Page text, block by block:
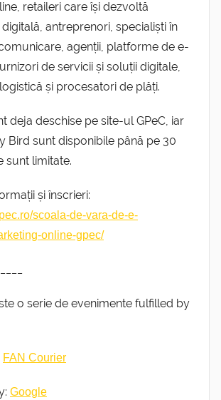
retaileri care își dezvoltă
antreprenori, specialiști în
agenții, platforme de e-
de servicii și soluții digitale,
și procesatori de plăți.
deja deschise pe site-ul GPeC, iar
Bird sunt disponibile până pe 30
sunt limitate.
și înscrieri:
scoala-de-vara-de-e-
online-gpec/
o serie de evenimente fulfilled by
FAN Courier
Google